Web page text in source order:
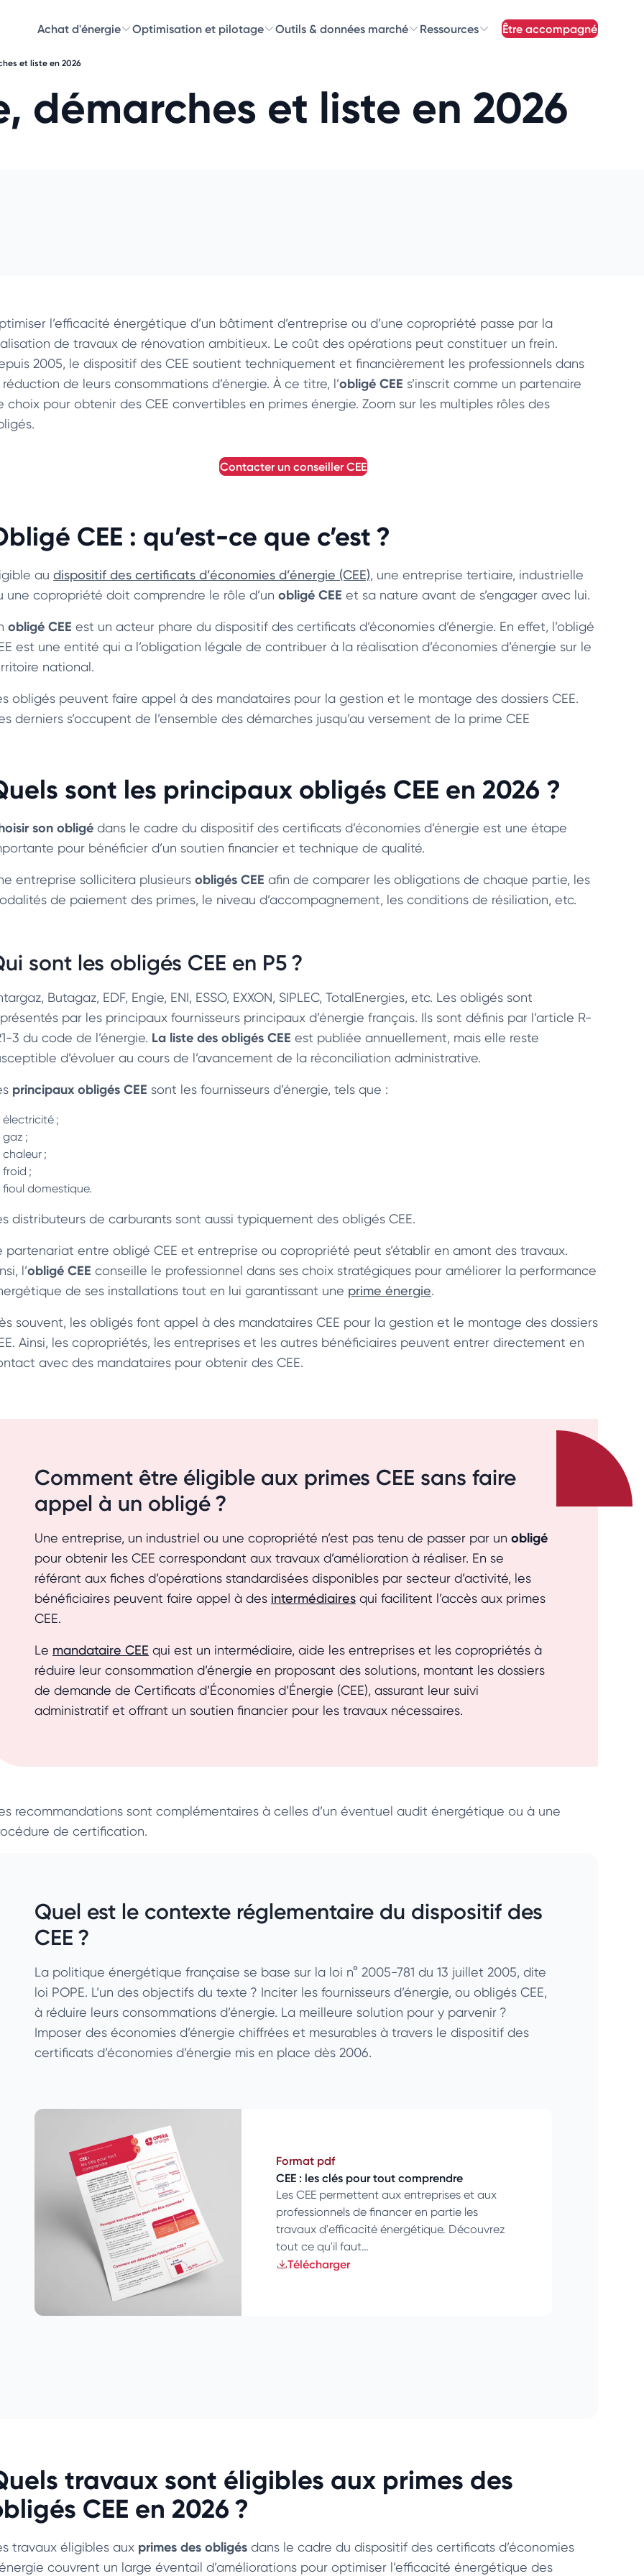
Achat d'énergie Optimisation et pilotage Outils & données marché Ressources être accompagné
et liste en 2026
démarches et liste en 2026
l’efficacité énergétique d’un bâtiment d’entreprise ou d’une copropriété passe par la
de travaux de rénovation ambitieux. Le coût des opérations peut constituer un frein.
2005, le dispositif des CEE soutient techniquement et financièrement les professionnels dans
de leurs consommations d’énergie. À ce titre, l’obligé CEE s’inscrit comme un partenaire
choix pour obtenir des CEE convertibles en primes énergie. Zoom sur les multiples rôles des
contacter un conseillerCEE
CEE : qu’est-ce que c’est ?
au dispositif des certificats d’économies d’énergie (CEE), une entreprise tertiaire, industrielle
une copropriété doit comprendre le rôle d’un obligé CEE et sa nature avant de s’engager avec lui.
obligé CEE est un acteur phare du dispositif des certificats d’économies d’énergie. En effet, l’obligé
est une entité qui a l’obligation légale de contribuer à la réalisation d’économies d’énergie sur le
national.
obligés peuvent faire appel à des mandataires pour la gestion et le montage des dossiers CEE.
derniers s’occupent de l’ensemble des démarches jusqu’au versement de la prime CEE
sont les principaux obligés CEE en 2026 ?
son obligé dans le cadre du dispositif des certificats d’économies d’énergie est une étape
pour bénéficier d’un soutien financier et technique de qualité.
entreprise sollicitera plusieurs obligés CEE afin de comparer les obligations de chaque partie, les
de paiement des primes, le niveau d’accompagnement, les conditions de résiliation, etc.
sont les obligés CEE en P5 ?
Butagaz, EDF, Engie, ENI, ESSO, EXXON, SIPLEC, TotalEnergies, etc. Les obligés sont
par les principaux fournisseurs principaux d’énergie français. Ils sont définis par l’article R-
3 du code de l’énergie. La liste des obligés CEE est publiée annuellement, mais elle reste
d’évoluer au cours de l’avancement de la réconciliation administrative.
principaux obligés CEE sont les fournisseurs d’énergie, tels que :
électricité ;
gaz ;
chaleur ;
froid ;
fioul domestique.
distributeurs de carburants sont aussi typiquement des obligés CEE.
partenariat entre obligé CEE et entreprise ou copropriété peut s’établir en amont des travaux.
l’obligé CEE conseille le professionnel dans ses choix stratégiques pour améliorer la performance
de ses installations tout en lui garantissant une prime énergie.
souvent, les obligés font appel à des mandataires CEE pour la gestion et le montage des dossiers
Ainsi, les copropriétés, les entreprises et les autres bénéficiaires peuvent entrer directement en
avec des mandataires pour obtenir des CEE.
Comment être éligible aux primes CEE sans faire
appel à un obligé ?
Une entreprise, un industriel ou une copropriété n’est pas tenu de passer par un obligé
pour obtenir les CEE correspondant aux travaux d’amélioration à réaliser. En se
référant aux fiches d’opérations standardisées disponibles par secteur d’activité, les
bénéficiaires peuvent faire appel à des intermédiaires qui facilitent l’accès aux primes
CEE.
Le mandataire CEE qui est un intermédiaire, aide les entreprises et les copropriétés à
réduire leur consommation d’énergie en proposant des solutions, montant les dossiers
de demande de Certificats d’Économies d’Énergie (CEE), assurant leur suivi
administratif et offrant un soutien financier pour les travaux nécessaires.
recommandations sont complémentaires à celles d’un éventuel audit énergétique ou à une
de certification.
Quel est le contexte réglementaire du dispositif des
CEE ?
La politique énergétique française se base sur la loi n° 2005-781 du 13 juillet 2005, dite
loi POPE. L’un des objectifs du texte ? Inciter les fournisseurs d’énergie, ou obligés CEE,
à réduire leurs consommations d’énergie. La meilleure solution pour y parvenir ?
Imposer des économies d’énergie chiffrées et mesurables à travers le dispositif des
certificats d’économies d’énergie mis en place dès 2006.
Format pdf
CEE : les clés pour tout comprendre
Les CEE permettent aux entreprises et aux
professionnels de financer en partie les
travaux d'efficacité énergétique. Découvrez
tout ce qu'il faut…
Télécharger
travaux sont éligibles aux primes des
CEE en 2026 ?
travaux éligibles aux primes des obligés dans le cadre du dispositif des certificats d’économies
couvrent un large éventail d’améliorations pour optimiser l’efficacité énergétique des
Découvrez nos newsletters
Choisissez les newsletters qui vous intéressent